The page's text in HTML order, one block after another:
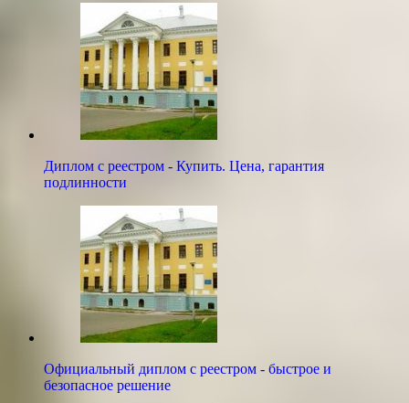
Диплом с реестром - Купить. Цена, гарантия
подлинности
Официальный диплом с реестром - быстрое и
безопасное решение